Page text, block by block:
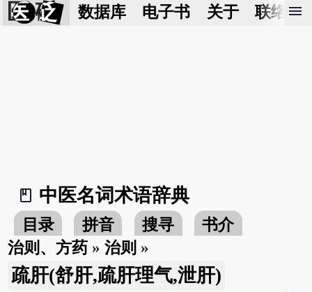
医 砭 数据库 电子书 关于 联络我
menu
book_2
中医名词术语辞典
目录 拼音 搜寻
书介
治则、方药 »治则 »
疏肝(舒肝,疏肝理气,泄肝)